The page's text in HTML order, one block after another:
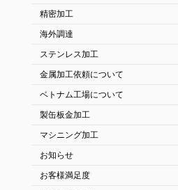
精密加工
海外調達
ステンレス加工
金属加工依頼について
ベトナム工場について
製缶板金加工
マシニング加工
お知らせ
お客様満足度